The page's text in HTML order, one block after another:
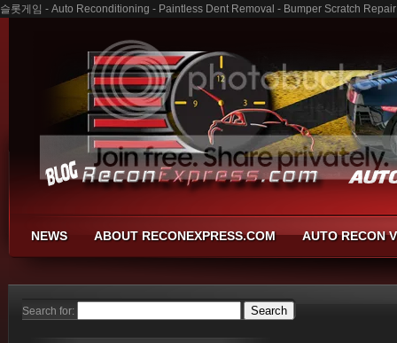
슬롯게임 - Auto Reconditioning - Paintless Dent Removal - Bumper Scratch Repair
NEWS ABOUT RECONEXPRESS.COM AUTO RECON
Search for: